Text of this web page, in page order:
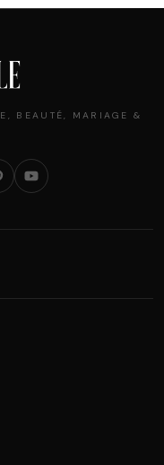
BEAUTÉ, MARIAGE &